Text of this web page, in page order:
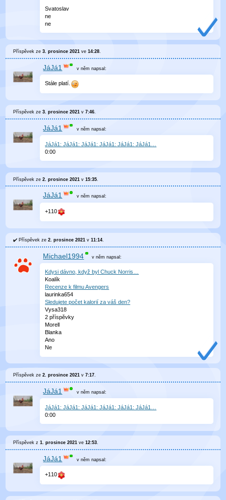
Svatoslav
ne
ne
Příspěvek ze3. prosince 2021 ve14:28
JáJá1 v něm napsal:
Stále platí.
Příspěvek ze3. prosince 2021 v7:46.
JáJá1 v něm napsal:
JáJá1: JáJá1: JáJá1: JáJá1: JáJá1: JáJá1…
0:00
Příspěvek ze2. prosince 2021 v15:35
JáJá1 v něm napsal:
+110
Příspěvek ze2. prosince 2021 v11:14
Michael1994 v němnapsal:
Kdysi dávno, když byl Chuck Norris…
Koalík
Recenze k filmu Avengers
laurinka654
Sledujete počet kalorií za váš den?
Vysa318
2 příspěvky
Morell
Blanka
Ano
Ne
Příspěvek ze2. prosince 2021 v7:17.
JáJá1 v něm napsal:
JáJá1: JáJá1: JáJá1: JáJá1: JáJá1: JáJá1…
0:00
Příspěvek z1. prosince 2021 ve12:53
JáJá1 v něm napsal:
+110